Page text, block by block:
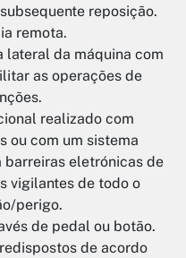
reposição.
remota.
lateral da máquina com
as operações de
realizado com
ou com um sistema
barreiras eletrónicas de
vigilantes de todo o
perigo.
de pedal ou botão.
de acordo